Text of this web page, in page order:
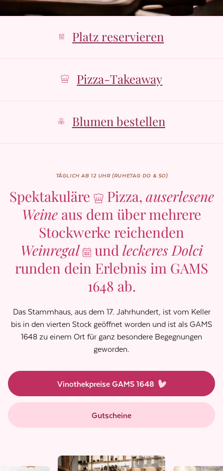
Platz reservieren
Pizza-Takeaway
Blumen bestellen
TÄGLICH AB 12 UHR (RUHETAG DO & SO)
Spektakuläre Pizza, auserlesene
Weine aus dem über mehrere
Stockwerke reichenden
Weinregal und leckeres Dolci
runden dein Erlebnis im GAMS
1648 ab.
Das Stammhaus, aus dem 17. Jahrhundert, ist vom Keller
bis in den vierten Stock geöffnet worden und ist als GAMS
1648 zu einem Ort für ganz besondere Begegnungen
geworden.
Vinothekpreise GAMS 1648
Gutscheine